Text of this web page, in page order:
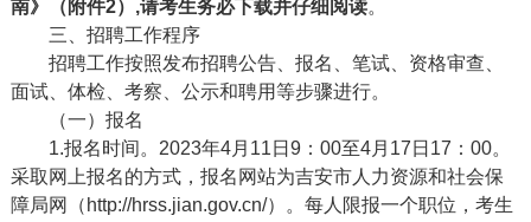
南》（附件2）,请考生务必下载并仔细阅读。
三、招聘工作程序
招聘工作按照发布招聘公告、报名、笔试、资格审查、
面试、体检、考察、公示和聘用等步骤进行。
（一）报名
1.报名时间。2023年4月11日9：00至4月17日17：00。
采取网上报名的方式，报名网站为吉安市人力资源和社会保
障局网（ http://hrss.jian.gov.cn/）。每人限报一个职位，考生